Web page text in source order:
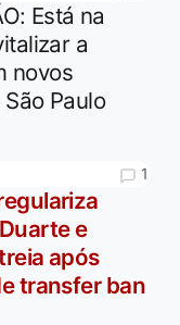
Está na
a
novos
Paulo
1
e
após
transfer ban